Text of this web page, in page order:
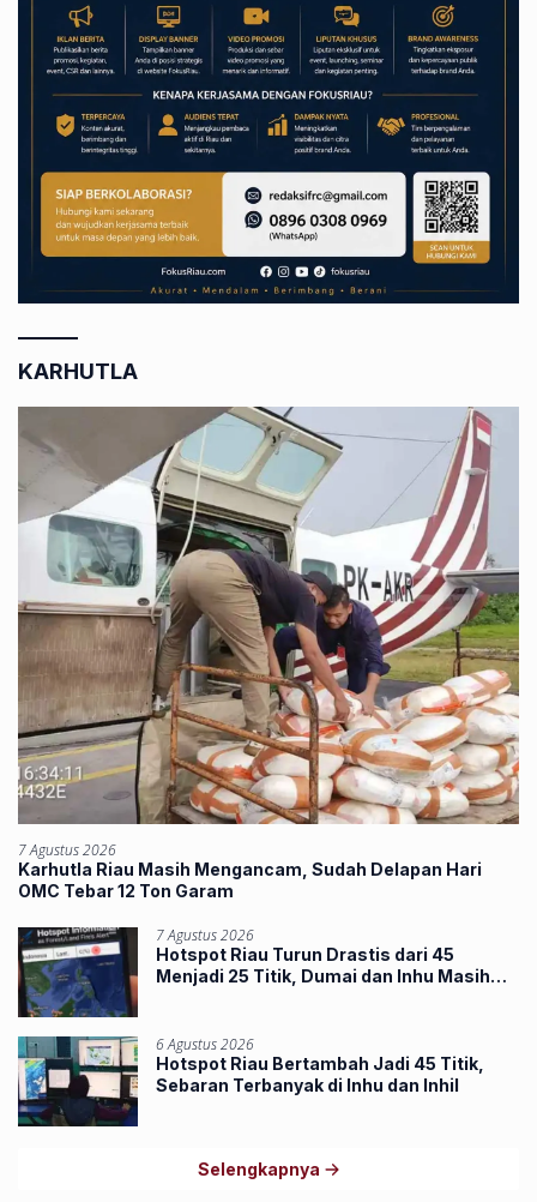
KARHUTLA
7 Agustus 2026
Karhutla Riau Masih Mengancam, Sudah Delapan Hari
OMC Tebar 12 Ton Garam
7 Agustus 2026
Hotspot Riau Turun Drastis dari 45
Menjadi 25 Titik, Dumai dan Inhu Masih
6 Agustus 2026
Hotspot Riau Bertambah Jadi 45 Titik,
Sebaran Terbanyak di Inhu dan Inhil
Selengkapnya